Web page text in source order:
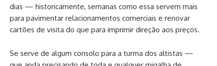
dias — historicamente, semanas como essa servem mais
para pavimentar relacionamentos comerciais e renovar
cartões de visita do que para imprimir direção aos preços.
Se serve de algum consolo para a turma dos altistas —